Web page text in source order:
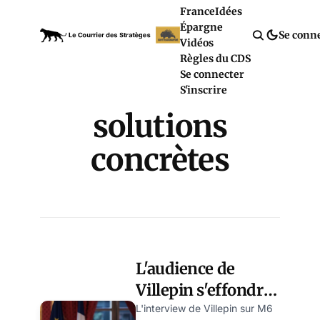
FranceIdées
Épargne
Vidéos
Règles du CDS
Se connecter
S'inscrire
Se
solutions
concrètes
L'audience de
Villepin s'effondre,
un avertissement
L'interview de Villepin sur M6